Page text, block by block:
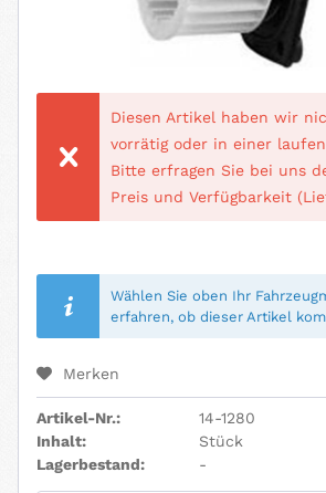
Diesen Artikel haben wir
vorrätig oder in einer
Bitte erfragen Sie bei uns
Preis und Verfügbarkeit
Wählen Sie oben Ihr
erfahren, ob dieser Artikel
Merken
Artikel-Nr.:
14-1280
Inhalt:
Stück
Lagerbestand:
-